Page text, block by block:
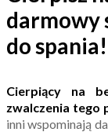
darmowy
do spania!
Cierpiący na
zwalczenia tego
inni wspominają